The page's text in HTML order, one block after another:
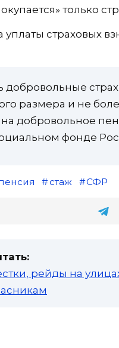
только
страховых
добровольные
размера и не
на добровольное
фонде
стаж СФР
рейды на